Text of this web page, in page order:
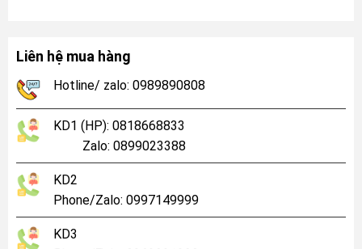
Liên hệ mua hàng
Hotline/ zalo: 0989890808
KD1 (HP): 0818668833
Zalo: 0899023388
KD2
Phone/Zalo: 0997149999
KD3